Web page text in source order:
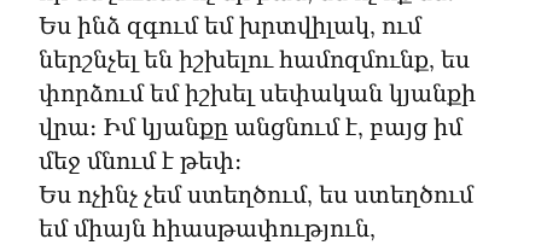
Ես ինձ զգում եմ խրտվիլակ, ում
ներշնչել են իշխելու համոզմունք, ես
փորձում եմ իշխել սեփական կյանքի
վրա։ Իմ կյանքը անցնում է, բայց իմ
մեջ մնում է թեփ։
Ես ոչինչ չեմ ստեղծում, ես ստեղծում
եմ միայն հիասթափություն,